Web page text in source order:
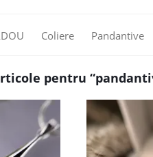
Coliere Pandantive
pentru